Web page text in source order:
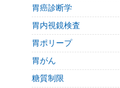
胃癌診断学
胃内視鏡検査
胃ポリープ
胃がん
糖質制限